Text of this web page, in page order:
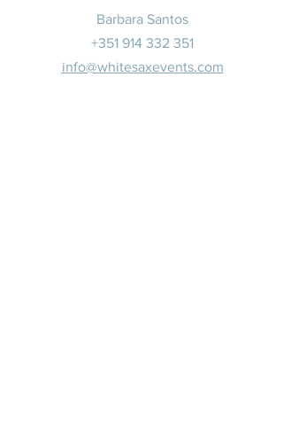
Barbara Santos
+351 914 332 351
info@whitesaxevents.com